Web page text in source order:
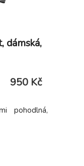
dámská,
950 Kč
pohodlná,